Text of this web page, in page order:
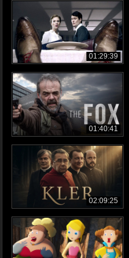
01:29:39
01:40:41
02:09:25